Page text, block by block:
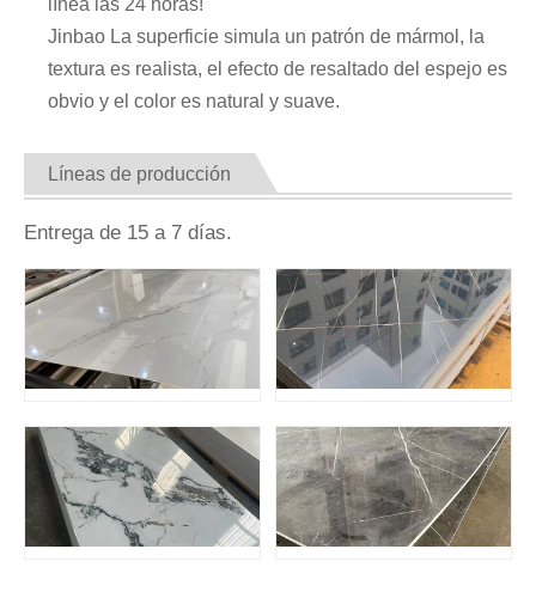
línea las 24 horas!
Jinbao La superficie simula un patrón de mármol, la
textura es realista, el efecto de resaltado del espejo es
obvio y el color es natural y suave.
Líneas de producción
Entrega de 15 a 7 días.